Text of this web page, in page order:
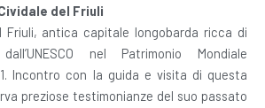
del Friuli
Friuli, antica capitale longobarda ricca di
nel Patrimonio Mondiale
Incontro con la guida e visita di questa
preziose testimonianze del suo passato